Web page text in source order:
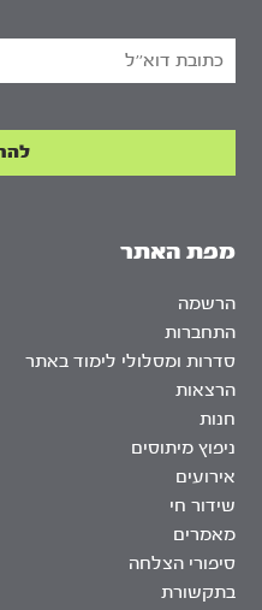
מפת האתר
הרשמה
התחברות
סדרות ומסלולי לימוד באתר
הרצאות
חנות
ניפוץ מיתוסים
אירועים
שידור חי
מאמרים
סיפורי הצלחה
בתקשורת